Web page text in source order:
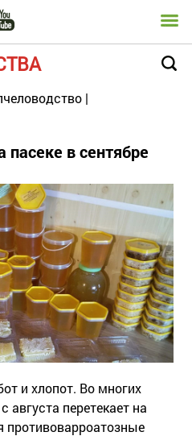
|
пасеке в сентябре
и хлопот. Во многих
августа перетекает на
противоварроатозные